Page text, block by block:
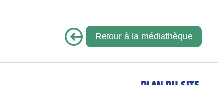
Retour à la médiathèque